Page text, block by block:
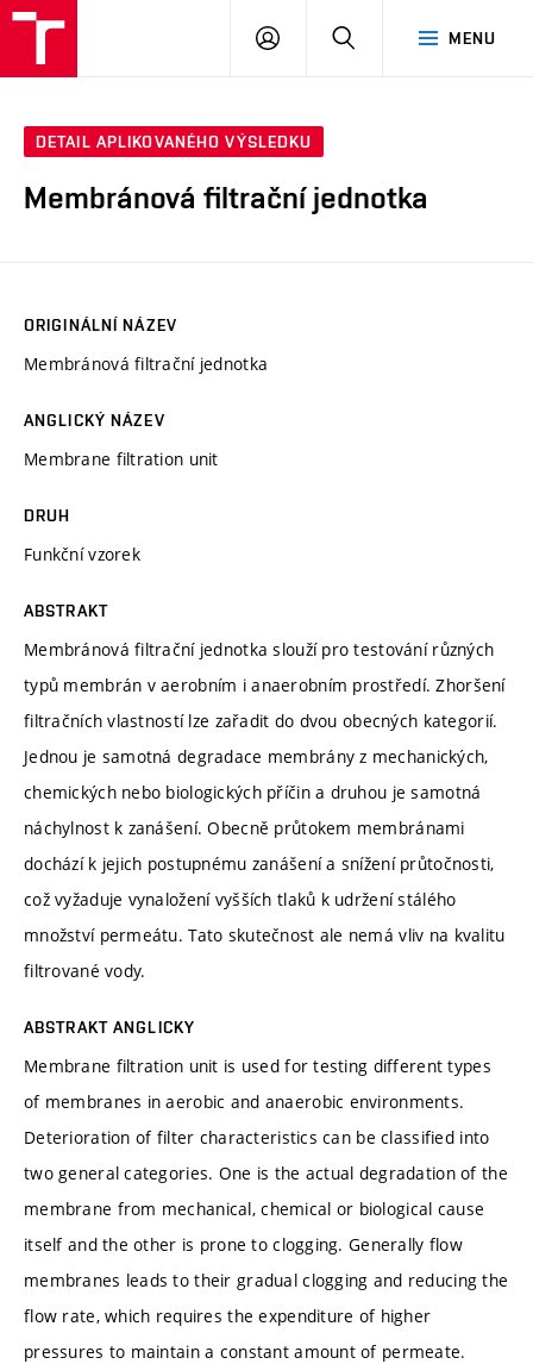
MENU
PŘIHLÁSIT
DETAIL APLIKOVANÉHO VÝSLEDKU
Membránová filtrační jednotka
ORIGINÁLNÍ NÁZEV
Membránová filtrační jednotka
ANGLICKÝ NÁZEV
Membrane filtration unit
DRUH
Funkční vzorek
ABSTRAKT
Membránová filtrační jednotka slouží pro testování různých
typů membrán v aerobním i anaerobním prostředí. Zhoršení
filtračních vlastností lze zařadit do dvou obecných kategorií.
Jednou je samotná degradace membrány z mechanických,
chemických nebo biologických příčin a druhou je samotná
náchylnost k zanášení. Obecně průtokem membránami
dochází k jejich postupnému zanášení a snížení průtočnosti,
což vyžaduje vynaložení vyšších tlaků k udržení stálého
množství permeátu. Tato skutečnost ale nemá vliv na kvalitu
filtrované vody.
ABSTRAKT ANGLICKY
Membrane filtration unit is used for testing different types
of membranes in aerobic and anaerobic environments.
Deterioration of filter characteristics can be classified into
two general categories. One is the actual degradation of the
membrane from mechanical, chemical or biological cause
itself and the other is prone to clogging. Generally flow
membranes leads to their gradual clogging and reducing the
flow rate, which requires the expenditure of higher
pressures to maintain a constant amount of permeate.